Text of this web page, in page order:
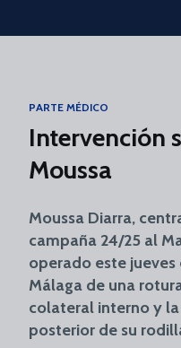
Skip to main content
PARTE MÉDICO
Intervención
Moussa
Moussa Diarra,
campaña 24/25 al
operado este
Málaga de una
colateral interno y
posterior de su